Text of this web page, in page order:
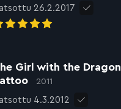
26.2.2017
Girl with the Dragon
2011
4.3.2012